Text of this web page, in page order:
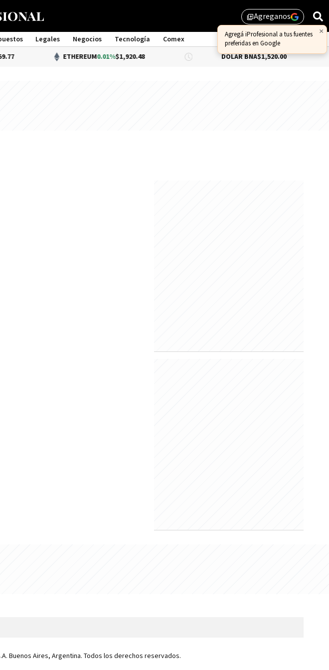
library_addAgreganos
×
Agregá iProfesional a tus fuentes
preferidas en Google
Legales Negocios Tecnología
Comex
ETHEREUM0.01%$1,920.48 DÓLAR BNA$1,520.00
Buenos Aires, Argentina. Todos los derechos reservados.